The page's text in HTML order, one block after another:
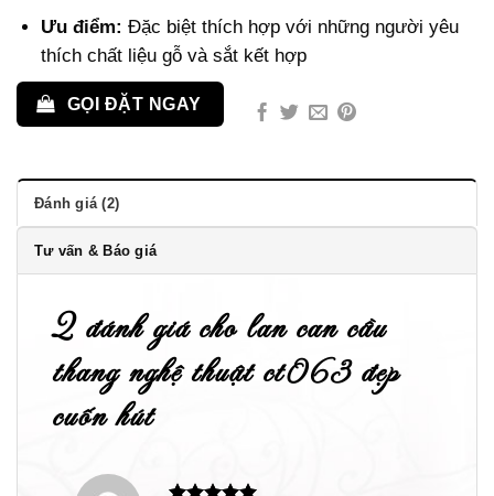
Ưu điểm: Đặc biệt thích hợp với những người yêu
thích chất liệu gỗ và sắt kết hợp
GỌI ĐẶT NGAY
Đánh giá (2)
Tư vấn & Báo giá
2 đánh giá cholan can cầu
thang nghệ thuật ct063 đẹp
cuốn hút